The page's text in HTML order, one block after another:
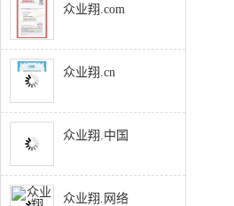
众业翔.com
众业翔.cn
众业翔.中国
众业翔.网络